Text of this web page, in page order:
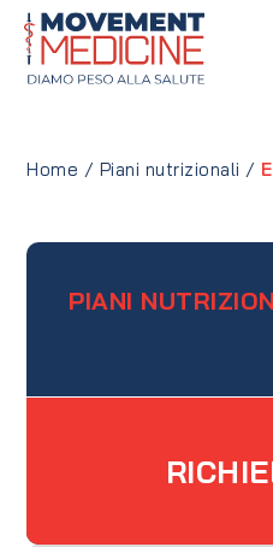
Home / Piani nutrizionali /
PIANI